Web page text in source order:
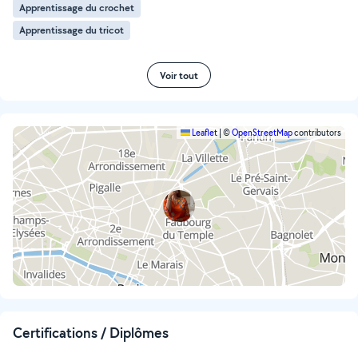
Apprentissage du crochet
Apprentissage du tricot
Voir tout
Leaflet|©OpenStreetMapcontributors
Certifications / Diplômes